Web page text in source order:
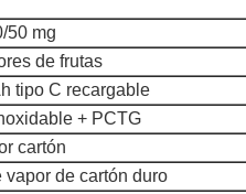
50 mg
de frutas
tipo C recargable
+ PCTG
cartón
vapor de cartón duro